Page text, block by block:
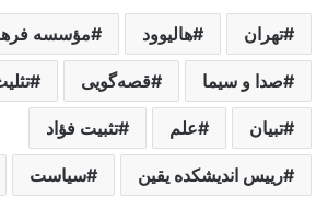
تهران هالیوود مؤسسه
صدا و سیما قصه‌گویی
تبیان علم تثبیت فؤاد
رییس اندیشکده یقین سیاست